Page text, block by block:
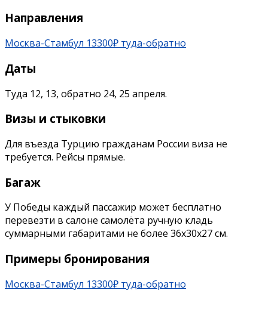
Направления
Москва-Стамбул 13300₽ туда-обратно
Даты
Туда 12, 13, обратно 24, 25 апреля.
Визы и стыковки
Для въезда Турцию гражданам России виза не
требуется. Рейсы прямые.
Багаж
У Победы каждый пассажир может бесплатно
перевезти в салоне самолёта ручную кладь
суммарными габаритами не более 36х30х27 см.
Примеры бронирования
Москва-Стамбул 13300₽ туда-обратно